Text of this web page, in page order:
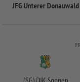
JFG Unterer Donauwald
(SG) DJK Sonnen